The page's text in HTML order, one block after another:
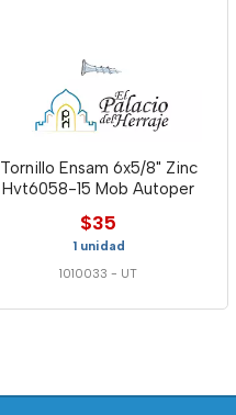
Tornillo Ensam 6x5/8" Zinc
Hvt6058-15 Mob Autoper
$35
1 unidad
1010033 - UT